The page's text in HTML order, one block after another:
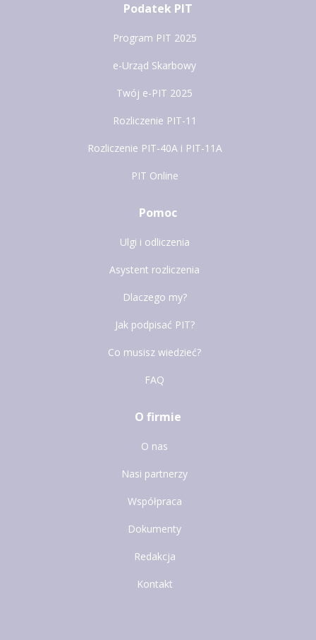
Podatek PIT
Program PIT 2025
e-Urząd Skarbowy
Twój e-PIT 2025
Rozliczenie PIT-11
Rozliczenie PIT-40A i PIT-11A
PIT Online
Pomoc
Ulgi i odliczenia
Asystent rozliczenia
Dlaczego my?
Jak podpisać PIT?
Co musisz wiedzieć?
FAQ
O firmie
O nas
Nasi partnerzy
Współpraca
Dokumenty
Redakcja
Kontakt